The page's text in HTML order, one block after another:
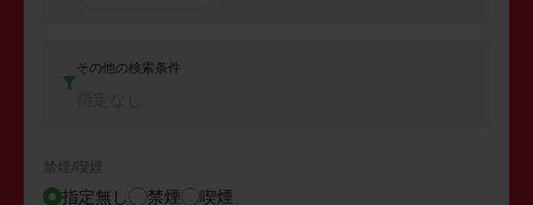
その他の検索条件
禁煙/喫煙
指定無し 禁煙 喫煙